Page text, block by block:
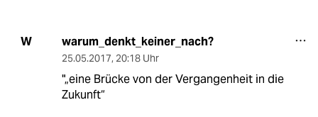
W warum_denkt_keiner_nach?
25.05.2017, 20:18 Uhr
"„eine Brücke von der Vergangenheit in die
Zukunft“